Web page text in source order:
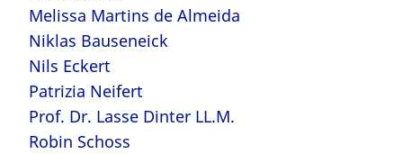
Melissa Martins de Almeida
Niklas Bauseneick
Nils Eckert
Patrizia Neifert
Prof. Dr. Lasse Dinter LL.M.
Robin Schoss